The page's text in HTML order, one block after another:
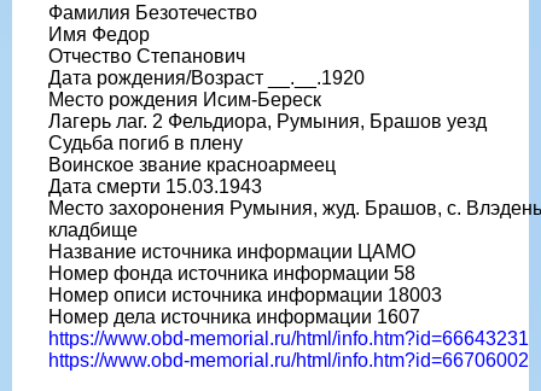
Фамилия Безотечество
Имя Федор
Отчество Степанович
Дата рождения/Возраст __.__.1920
Место рождения Исим-Береск
Лагерь лаг. 2 Фельдиора, Румыния, Брашов уезд
Судьба погиб в плену
Воинское звание красноармеец
Дата смерти 15.03.1943
Место захоронения Румыния, жуд. Брашов, с.
кладбище
Название источника информации ЦАМО
Номер фонда источника информации 58
Номер описи источника информации 18003
Номер дела источника информации 1607
https://www.obd-memorial.ru/html/info.htm?id=66643231
https://www.obd-memorial.ru/html/info.htm?id=66706002